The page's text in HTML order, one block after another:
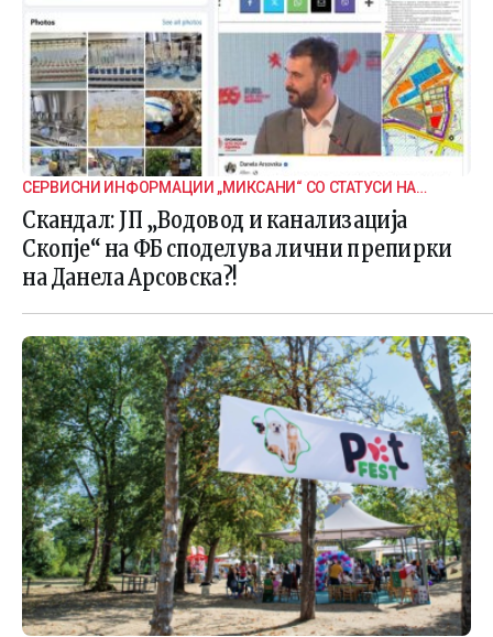
СЕРВИСНИ ИНФОРМАЦИИ „МИКСАНИ“ СО СТАТУСИ НА
ДАНЕЛА
Скандал: ЈП „Водовод и канализација
Скопје“ на ФБ споделува лични препирки
на Данела Арсовска?!